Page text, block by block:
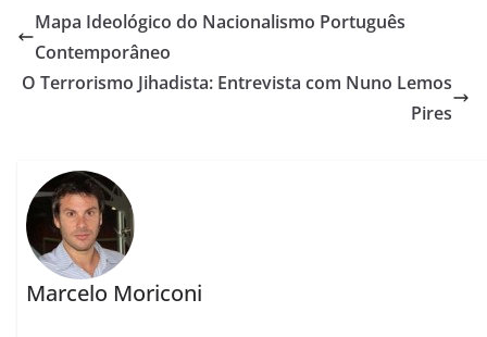
Mapa Ideológico do Nacionalismo Português
Contemporâneo
O Terrorismo Jihadista: Entrevista com Nuno Lemos
Pires
Marcelo Moriconi